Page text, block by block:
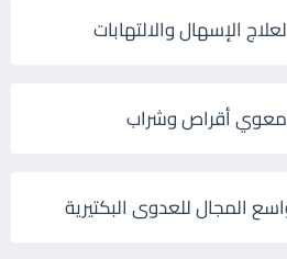
الإسهال والالتهابات
المجال للعدوى البكتيرية